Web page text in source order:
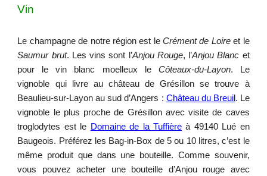
Vin
Le champagne de notre région est leCrément de Loireet le
Saumur brut. Les vins sont l’Anjou Rouge, l’Anjou Blanc et
pour le vin blanc moelleux le Côteaux-du-Layon. Le
vignoble qui livre au château de Grésillon se trouve à
Beaulieu-sur-Layon au sud d’Angers : Château du Breuil . Le
vignoble le plus proche de Grésillon avec visite de caves
troglodytes est le Domaine de la Tuffièreà 49140 Lué en
Baugeois. Préférez les Bag-in-Box de 5 ou 10 litres, c’est le
même produit que dans une bouteille. Comme souvenir,
vous pouvez acheter une bouteille d’Anjou rouge avec